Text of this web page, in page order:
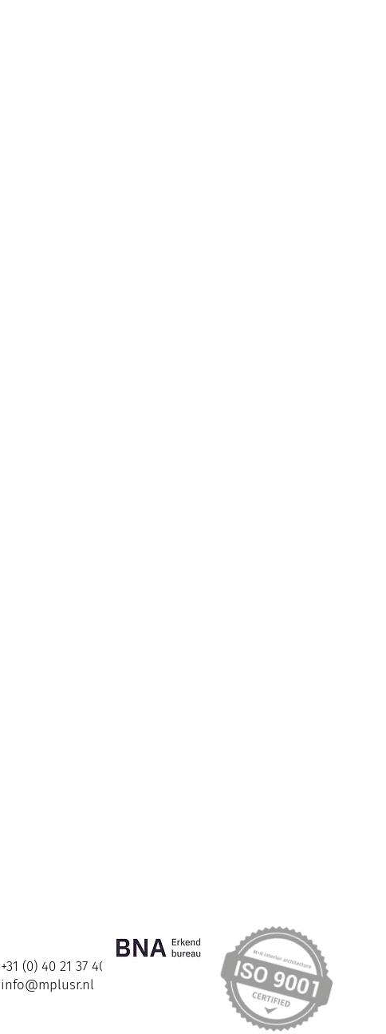
+31 (0) 40 21 37 408
info@mplusr.nl